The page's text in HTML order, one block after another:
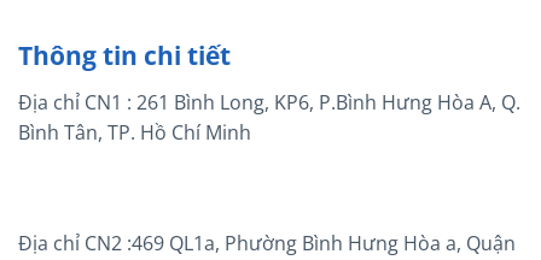
Thông tin chi tiết
Địa chỉ CN1 : 261 Bình Long, KP6, P.Bình Hưng Hòa A, Q.
Bình Tân, TP. Hồ Chí Minh
Địa chỉ CN2 :469 QL1a, Phường Bình Hưng Hòa a, Quận